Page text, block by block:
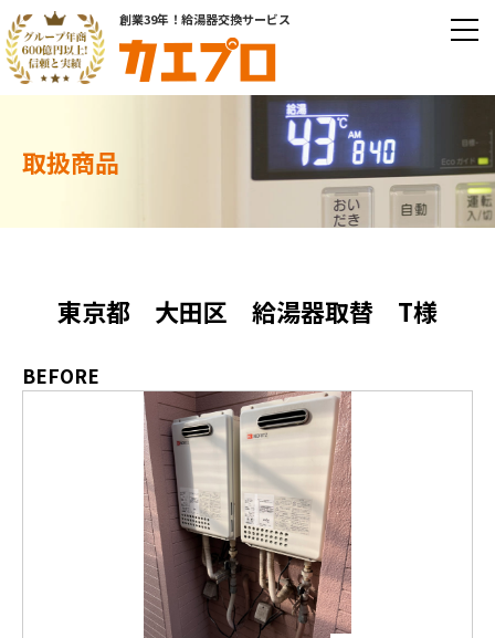
創業39年！給湯器交換サービス
取扱商品
東京都 大田区 給湯器取替 T様
BEFORE